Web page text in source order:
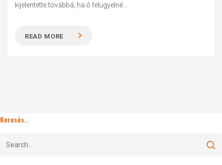
kijelentette továbbá, ha ő felügyelné...
READ MORE
Keresés..